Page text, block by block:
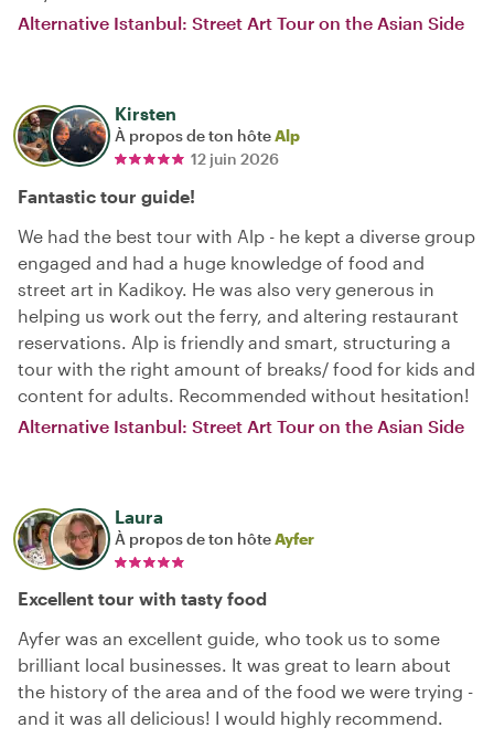
Alternative Istanbul: Street Art Tour on the Asian Side
Kirsten
À propos de ton hôteAlp
12 juin 2026
Fantastic tour guide!
We had the best tour with Alp - he kept a diverse group
engaged and had a huge knowledge of food and
street art in Kadikoy. He was also very generous in
helping us work out the ferry, and altering restaurant
reservations. Alp is friendly and smart, structuring a
tour with the right amount of breaks/ food for kids and
content for adults. Recommended without hesitation!
Alternative Istanbul: Street Art Tour on the Asian Side
Laura
À propos de ton hôteAyfer
Excellent tour with tasty food
Ayfer was an excellent guide, who took us to some
brilliant local businesses. It was great to learn about
the history of the area and of the food we were trying -
and it was all delicious! I would highly recommend.